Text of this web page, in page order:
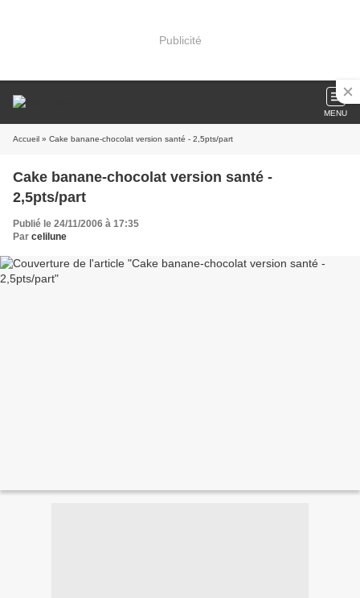
Publicité
MENU
Accueil » Cake banane-chocolat version santé - 2,5pts/part
Cake banane-chocolat version santé -
2,5pts/part
Publié le 24/11/2006 à 17:35
Par celilune